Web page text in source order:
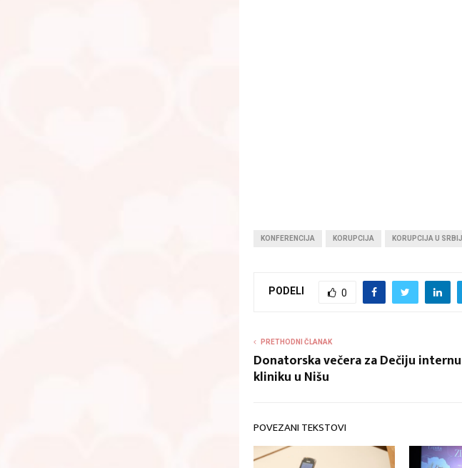
KONFERENCIJA KORUPCIJA KORUPCIJA U SRBIJI
PODELI 0
PRETHODNI ČLANAK
Donatorska večera za Dečiju internu
kliniku u Nišu
POVEZANI TEKSTOVI